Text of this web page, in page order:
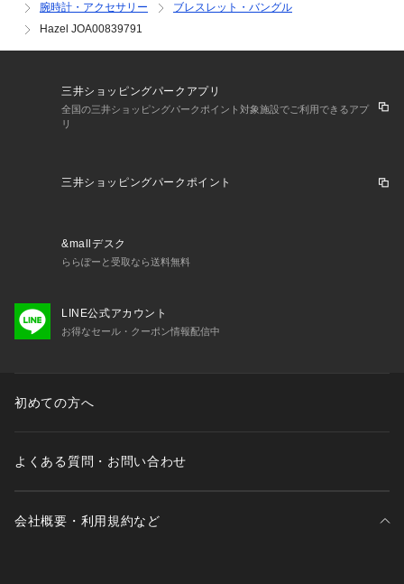
腕時計・アクセサリー
ブレスレット・バングル
Hazel JOA00839791
三井ショッピングパークアプリ
全国の三井ショッピングパークポイント対象施設でご利用できるアプ
リ
三井ショッピングパークポイント
&mallデスク
ららぽーと受取なら送料無料
LINE公式アカウント
お得なセール・クーポン情報配信中
初めての方へ
よくある質問・お問い合わせ
会社概要・利用規約など